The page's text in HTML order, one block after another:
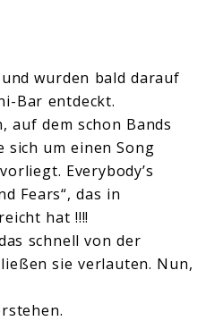
wurden bald darauf
Bar entdeckt.
auf dem schon Bands
sich um einen Song
Everybody’s
Fears“, das in
hat !!!!
schnell von der
sie verlauten. Nun,